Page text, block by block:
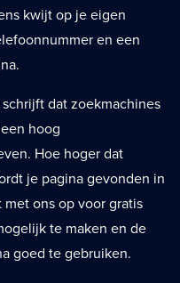
kwijt op je eigen
en een
dat zoekmachines
hoog
Hoe hoger dat
je pagina gevonden in
ons op voor gratis
te maken en de
goed te gebruiken.